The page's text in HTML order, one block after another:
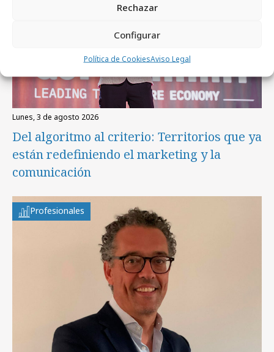
Rechazar
Configurar
Política de CookiesAviso Legal
lunes, 3 de agosto 2026
Del algoritmo al criterio: Territorios que ya
están redefiniendo el marketing y la
comunicación
Profesionales